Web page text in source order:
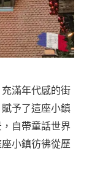
滿年代感的街
予了這座小鎮
自帶童話世界
小鎮彷彿從歷